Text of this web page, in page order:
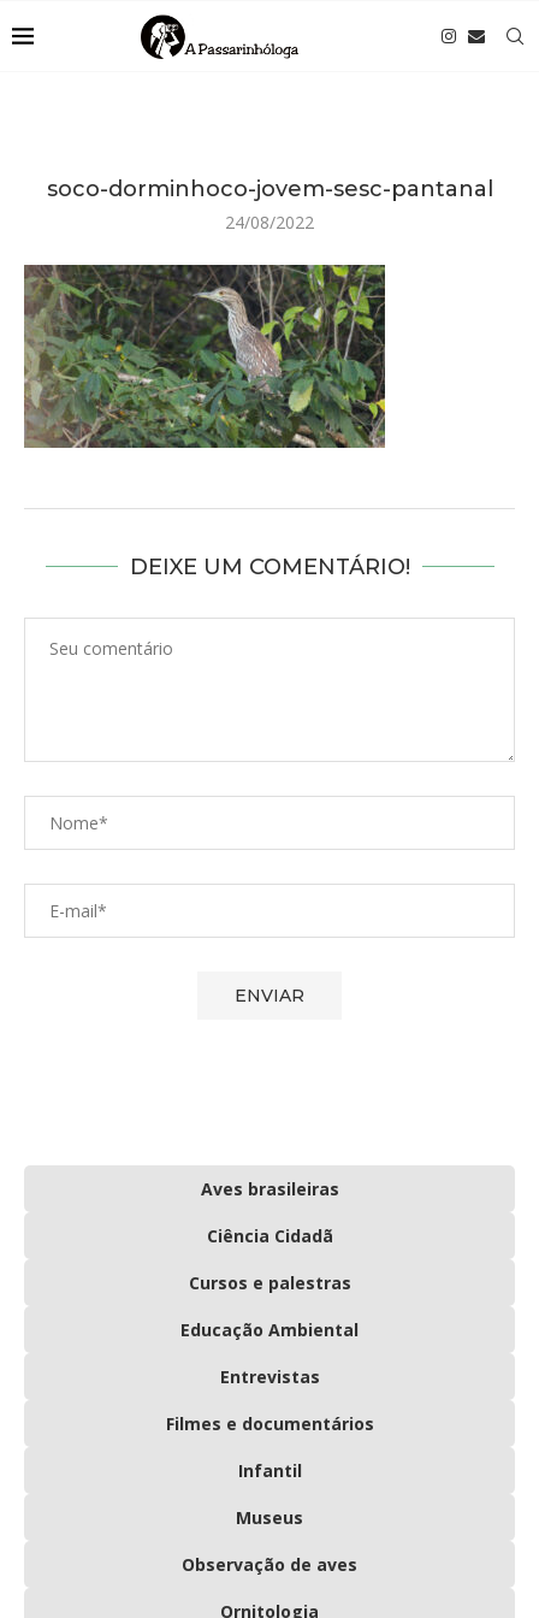
soco-dorminhoco-jovem-sesc-pantanal
24/08/2022
DEIXE UM COMENTÁRIO!
Aves brasileiras
Ciência Cidadã
Cursos e palestras
Educação Ambiental
Entrevistas
Filmes e documentários
Infantil
Museus
Observação de aves
Ornitologia